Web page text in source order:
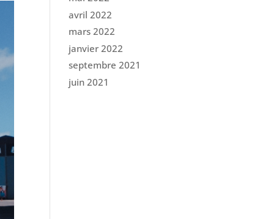
avril 2022
mars 2022
janvier 2022
septembre 2021
juin 2021